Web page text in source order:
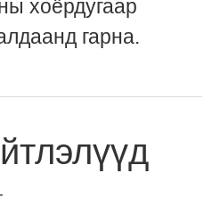
хоёрдугаар
гарна.